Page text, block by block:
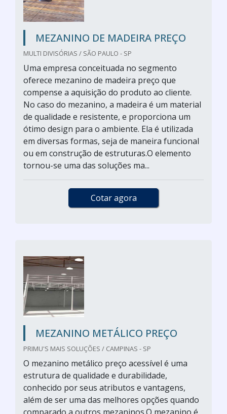
MEZANINO DE MADEIRA PREÇO
MULTI DIVISÓRIAS / SÃO PAULO - SP
Uma empresa conceituada no segmento
oferece mezanino de madeira preço que
compense a aquisição do produto ao cliente.
No caso do mezanino, a madeira é um material
de qualidade e resistente, e proporciona um
ótimo design para o ambiente. Ela é utilizada
em diversas formas, seja de maneira funcional
ou em construção de estruturas.O elemento
tornou-se uma das soluções ma...
Cotar agora
MEZANINO METÁLICO PREÇO
PRIMU'S MAIS SOLUÇÕES / CAMPINAS - SP
O mezanino metálico preço acessível é uma
estrutura de qualidade e durabilidade,
conhecido por seus atributos e vantagens,
além de ser uma das melhores opções quando